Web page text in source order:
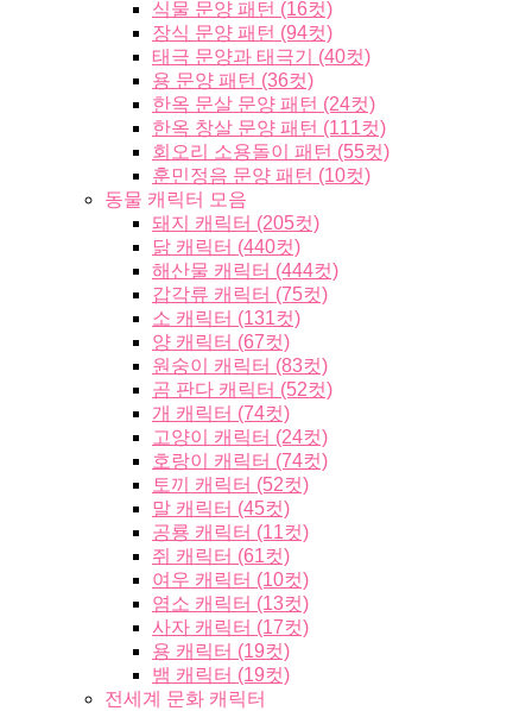
식물 문양 패턴 (16컷)
장식 문양 패턴 (94컷)
태극 문양과 태극기 (40컷)
용 문양 패턴 (36컷)
한옥 문살 문양 패턴 (24컷)
한옥 창살 문양 패턴 (111컷)
회오리 소용돌이 패턴 (55컷)
훈민정음 문양 패턴 (10컷)
동물 캐릭터 모음
돼지 캐릭터 (205컷)
닭 캐릭터 (440컷)
해산물 캐릭터 (444컷)
갑각류 캐릭터 (75컷)
소 캐릭터 (131컷)
양 캐릭터 (67컷)
원숭이 캐릭터 (83컷)
곰 판다 캐릭터 (52컷)
개 캐릭터 (74컷)
고양이 캐릭터 (24컷)
호랑이 캐릭터 (74컷)
토끼 캐릭터 (52컷)
말 캐릭터 (45컷)
공룡 캐릭터 (11컷)
쥐 캐릭터 (61컷)
여우 캐릭터 (10컷)
염소 캐릭터 (13컷)
사자 캐릭터 (17컷)
용 캐릭터 (19컷)
뱀 캐릭터 (19컷)
전세계 문화 캐릭터